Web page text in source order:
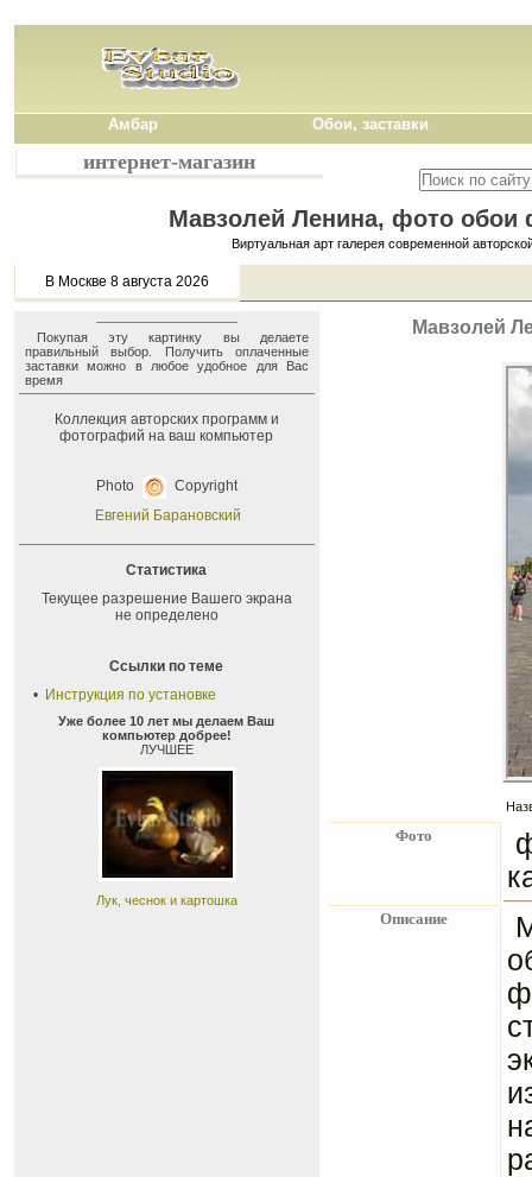
Амбар Обои, заставки
интернет-магазин
Мавзолей Ленина, фото обои
Виртуальная арт галерея современной
В Москве 8 августа 2026
Покупая эту картинку вы делаете
правильный выбор. Получить оплаченные
заставки можно в любое удобное для Вас
время
Коллекция авторских программ и
фотографий на ваш компьютер
Photo
Copyright
Евгений Барановский
Статистика
Текущее разрешение Вашего экрана
не определено
Ссылки по теме
• Инструкция по установке
Уже более 10 лет мы делаем Ваш
компьютер добрее!
ЛУЧШЕЕ
Лук, чеснок и картошка
Мавзолей
Фото
Описание